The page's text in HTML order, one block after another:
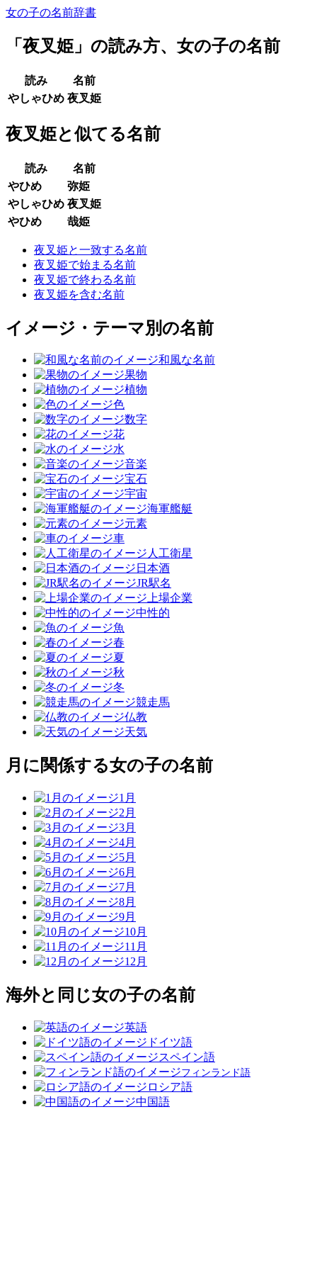
女の子の名前辞書
「 夜叉姫 」の読み方、女の子の名前
読み
名前
やしゃひめ 夜叉姫
夜叉姫と似てる名前
読み
名前
やひめ
弥姫
やしゃひめ 夜叉姫
やひめ
哉姫
夜叉姫と一致する名前
夜叉姫で始まる名前
夜叉姫で終わる名前
夜叉姫を含む名前
イメージ・テーマ別の名前
和風な名前
果物
植物
色
数字
花
水
音楽
宝石
宇宙
海軍艦艇
元素
車
人工衛星
日本酒
JR駅名
上場企業
中性的
魚
春
夏
秋
冬
競走馬
仏教
天気
月に関係する女の子の名前
1月
2月
3月
4月
5月
6月
7月
8月
9月
10月
11月
12月
海外と同じ女の子の名前
英語
ドイツ語
スペイン語
フィンランド語
ロシア語
中国語